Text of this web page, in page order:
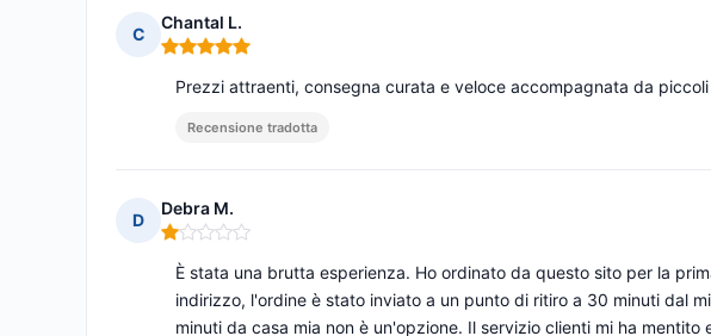
C
Chantal L.
Nota: 5 su 5
Prezzi attraenti, consegna curata e veloce accompagnata da
Recensione tradotta
D
Debra M.
Nota: 1 su 5
È stata una brutta esperienza. Ho ordinato da questo sito per la
indirizzo, l'ordine è stato inviato a un punto di ritiro a 30 minuti dal
minuti da casa mia non è un'opzione. Il servizio clienti mi ha